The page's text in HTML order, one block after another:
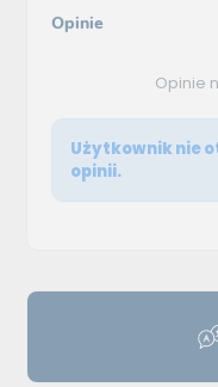
Opinie
Opinie
Użytkownik nie
opinii.